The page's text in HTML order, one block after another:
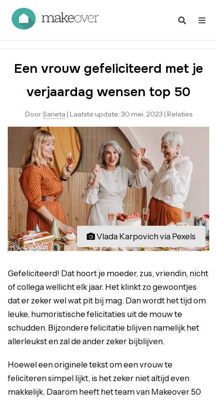
Een vrouw gefeliciteerd met je
verjaardag wensen top 50
DoorSarieta | Laatste update: 30 mei, 2023 | Relaties
Vlada Karpovich via Pexels
Gefeliciteerd! Dat hoort je moeder, zus, vriendin, nicht
of collega wellicht elk jaar. Het klinkt zo gewoontjes
dat er zeker wel wat pit bij mag. Dan wordt het tijd om
leuke, humoristische felicitaties uit de mouw te
schudden. Bijzondere felicitatie blijven namelijk het
allerleukst en zal de ander zeker bijblijven.
Hoewel een originele tekst om een vrouw te
feliciteren simpel lijkt, is het zeker niet altijd even
makkelijk. Daarom heeft het team van Makeover 50